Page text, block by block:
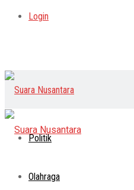
Login
Politik
Olahraga